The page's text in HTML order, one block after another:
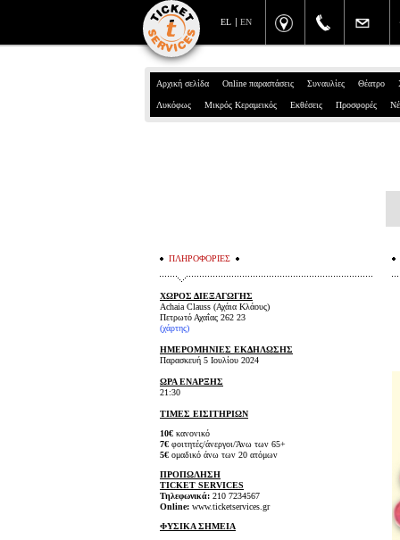
EN
EL
Αρχική σελίδα Online παραστάσεις Συναυλίες Θέατρο
Λυκόφως Μικρός Κεραμεικός Εκθέσεις Προσφορές
ΠΛΗΡΟΦΟΡΙΕΣ
ΧΩΡΟΣ ΔΙΕΞΑΓΩΓΗΣ
Achaia Clauss (Αχάια Κλάους)
Πετρωτό Αχαΐας 262 23
(χάρτης)
ΗΜΕΡΟΜΗΝΙΕΣ ΕΚΔΗΛΩΣΗΣ
Παρασκευή 5 Ιουλίου 2024
ΩΡΑ ΕΝΑΡΞΗΣ
21:30
ΤΙΜΕΣ ΕΙΣΙΤΗΡΙΩΝ
10€ κανονικό
7€ φοιτητές/άνεργοι/Άνω των 65+
5€ ομαδικό άνω των 20 ατόμων
ΠΡΟΠΩΛΗΣΗ
TICKET SERVICES
Τηλεφωνικά: 210 7234567
Online: www.ticketservices.gr
ΦΥΣΙΚΑ ΣΗΜΕΙΑ